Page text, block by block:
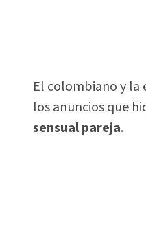
El colombiano y la
los anuncios que
sensual pareja.